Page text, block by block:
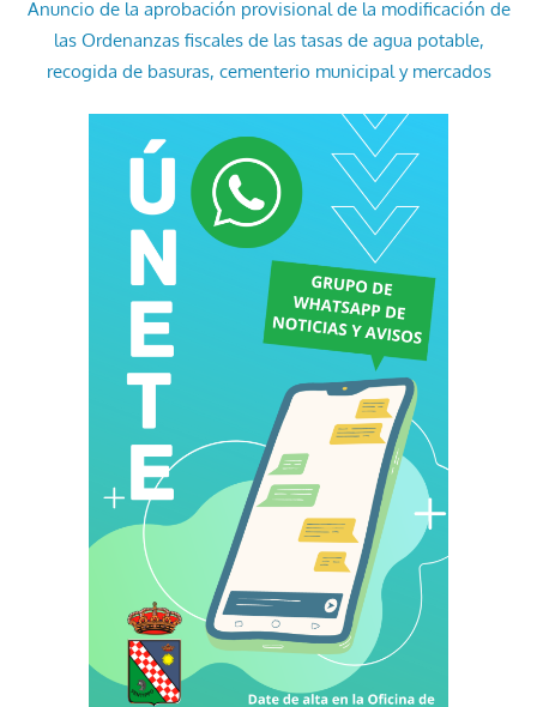
Anuncio de la aprobación provisional de la modificación de
las Ordenanzas fiscales de las tasas de agua potable,
recogida de basuras, cementerio municipal y mercados